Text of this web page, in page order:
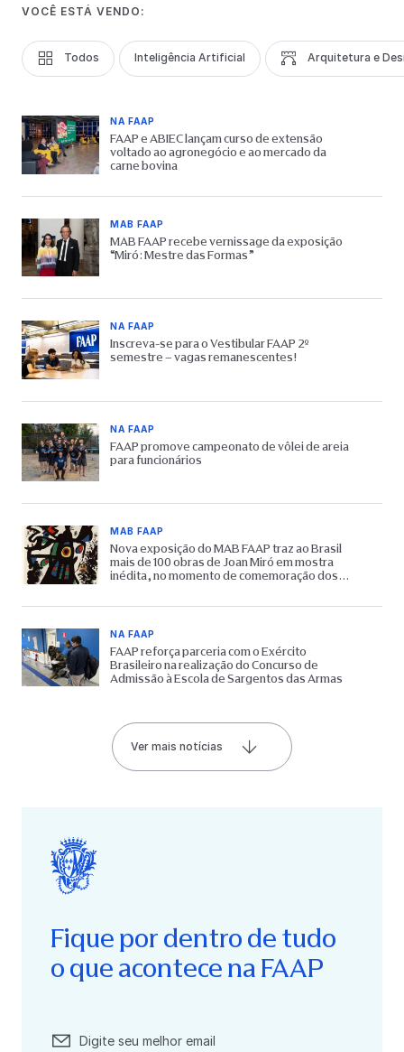
VOCÊ ESTÁ VENDO:
Todos Inteligência Artificial Arquitetura e
NA FAAP
FAAP e ABIEC lançam curso de extensão
voltado ao agronegócio e ao mercado da
carne bovina
MAB FAAP
MAB FAAP recebe vernissage da exposição
“Miró: Mestre das Formas”
NA FAAP
Inscreva-se para o Vestibular FAAP 2º
semestre – vagas remanescentes!
NA FAAP
FAAP promove campeonato de vôlei de areia
para funcionários
MAB FAAP
Nova exposição do MAB FAAP traz ao Brasil
mais de 100 obras de Joan Miró em mostra
inédita, no momento de comemoração dos
NA FAAP
FAAP reforça parceria com o Exército
Brasileiro na realização do Concurso de
Admissão à Escola de Sargentos das Armas
Ver mais notícias
Fique por dentro de tudo
o que acontece na FAAP